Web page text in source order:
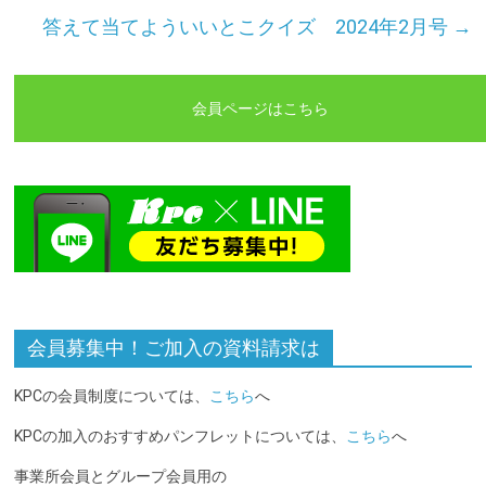
答えて当てよういいとこクイズ 2024年2月号 →
会員ページはこちら
会員募集中！ご加入の資料請求は
KPCの会員制度については、 こちらへ
KPCの加入のおすすめパンフレットについては、 こちらへ
事業所会員とグループ会員用の